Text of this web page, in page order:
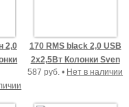
2,0
170 RMS black 2,0 USB
2х2,5Вт Колонки Sven
587 руб. • Нет в наличии